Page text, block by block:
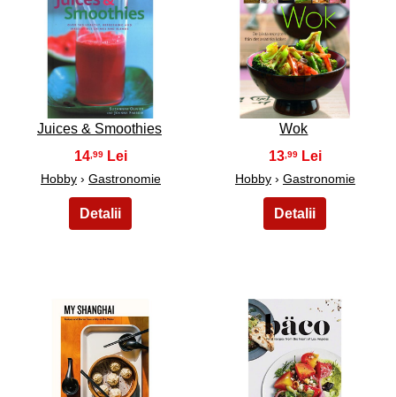
Juices & Smoothies
14 ,99
Hobby› Gastronomie
28
Wok
13 ,99
Hobby› Gastronomie
29 30